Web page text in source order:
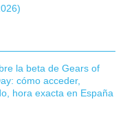
la beta de Gears of
cómo acceder,
hora exacta en España